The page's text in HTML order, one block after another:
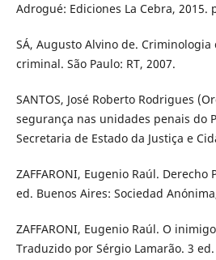
Adrogué: Ediciones La Cebra, 2015.
SÁ, Augusto Alvino de.
criminal. São Paulo: RT, 2007.
SANTOS, José Roberto Rodrigues
segurança nas unidades penais do
Secretaria de Estado da Justiça e
ZAFFARONI, Eugenio Raúl. Derecho
ed. Buenos Aires: Sociedad
ZAFFARONI, Eugenio Raúl. O
Traduzido por Sérgio Lamarão. 3 ed.